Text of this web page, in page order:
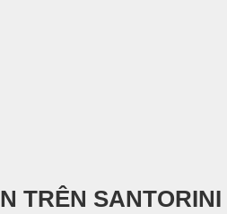
TRÊN SANTORINI